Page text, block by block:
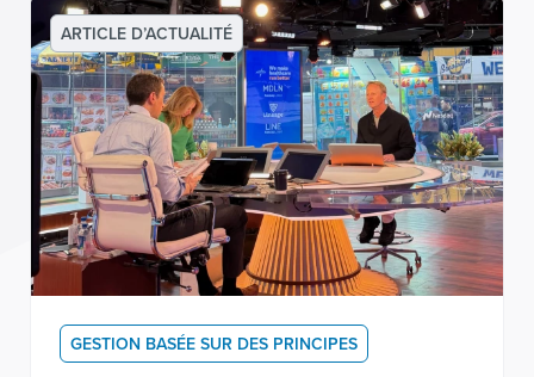
ARTICLE D’ACTUALITÉ
GESTION BASÉE SUR DES PRINCIPES